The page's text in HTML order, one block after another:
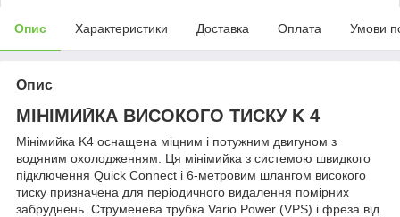
Опис Характеристики Доставка Оплата Умови
Опис
МІНІМИЙКА ВИСОКОГО ТИСКУ K 4
Мінімийка K4 оснащена міцним і потужним двигуном з
водяним охолодженням. Ця мінімийка з системою швидкого
підключення Quick Connect і 6-метровим шлангом високого
тиску призначена для періодичного видалення помірних
забруднень. Струменева трубка Vario Power (VPS) і фреза від